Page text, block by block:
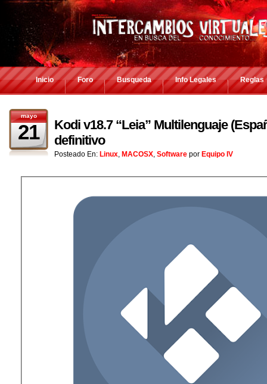
Inicio Foro Busqueda Info Legales Reglas
mayo
21
Kodi v18.7 “Leia” Multilenguaje
definitivo
Posteado En: Linux, MACOSX, Software por Equipo IV